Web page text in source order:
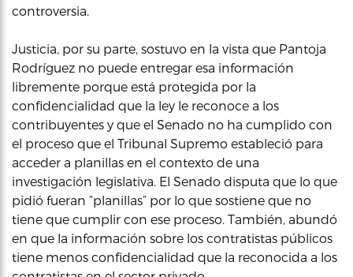
controversia.
Justicia, por su parte, sostuvo en la vista que Pantoja
Rodríguez no puede entregar esa información
libremente porque está protegida por la
confidencialidad que la ley le reconoce a los
contribuyentes y que el Senado no ha cumplido con
el proceso que el Tribunal Supremo estableció para
acceder a planillas en el contexto de una
investigación legislativa. El Senado disputa que lo que
pidió fueran “planillas” por lo que sostiene que no
tiene que cumplir con ese proceso. También, abundó
en que la información sobre los contratistas públicos
tiene menos confidencialidad que la reconocida a los